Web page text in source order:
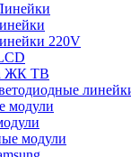
220V
ЖК ТВ
модули